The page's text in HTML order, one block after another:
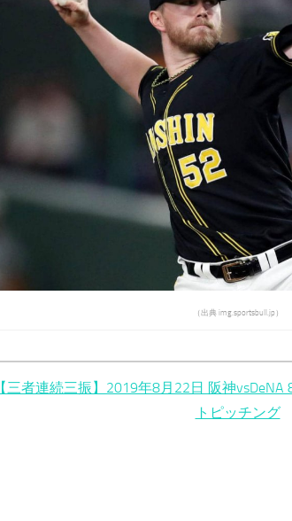
（出典 img.sportsbull.jp）
【三者連続三振】2019年8月22日 阪神
トピッチング